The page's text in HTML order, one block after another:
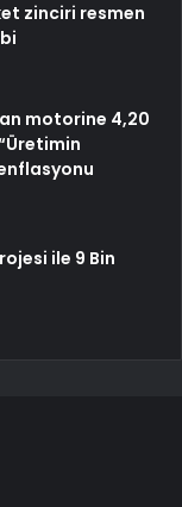
zinciri resmen
motorine 4,20
ile 9 Bin